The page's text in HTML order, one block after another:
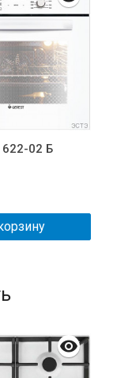
02 Б